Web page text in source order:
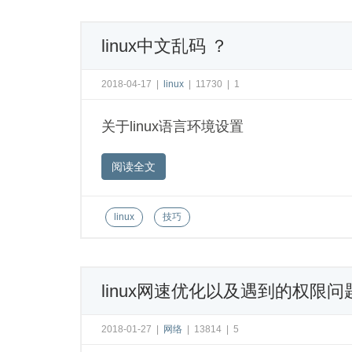
linux中文乱码 ？
2018-04-17 | linux | 11730 | 1
关于linux语言环境设置
阅读全文
linux 技巧
linux网速优化以及遇到的权限问
2018-01-27 | 网络 | 13814 | 5